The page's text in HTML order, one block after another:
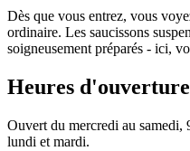
Dès que vous entrez, vous
ordinaire. Les saucissons
soigneusement préparés - ici,
Heures d'ouverture
Ouvert du mercredi au samedi,
lundi et mardi.